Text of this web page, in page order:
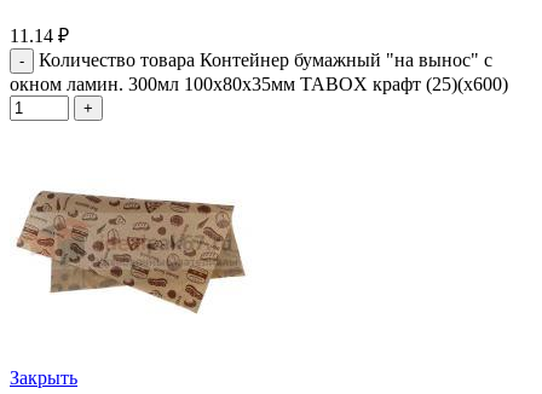
11.14 ₽
Количество товара Контейнер бумажный "на вынос" с
окном ламин. 300мл 100х80х35мм TABOX крафт (25)(х600)
Закрыть